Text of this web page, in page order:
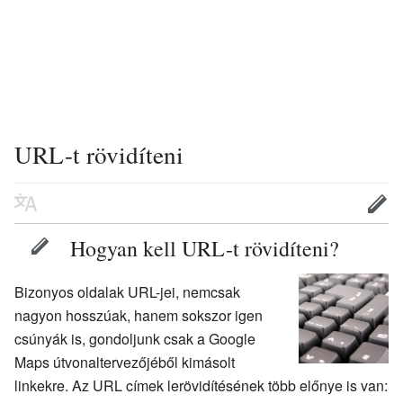
URL-t rövidíteni
Hogyan kell URL-t rövidíteni?
Bizonyos oldalak URL-jei, nemcsak
nagyon hosszúak, hanem sokszor igen
csúnyák is, gondoljunk csak a Google
Maps útvonaltervezőjéből kimásolt
linkekre. Az URL címek lerövidítésének több előnye is van: